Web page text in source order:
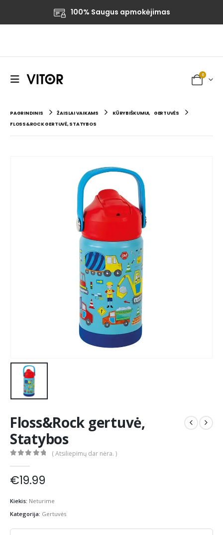
100% Saugus apmokėjimas
0
PAGRINDINIS ŽAISLAI VAIKAMS KŪRYBIŠKUMUI,
GERTUVĖS
FLOSS&ROCK GERTUVĖ, STATYBOS
Floss&Rock gertuvė,
Statybos
( Atsiliepimų dar nėra. )
€19.99
Kiekis: Neturime
Kategorija: Gertuvės